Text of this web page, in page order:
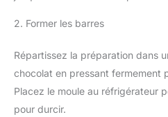
2. Former les barres
Répartissez la préparation dans
chocolat en pressant fermement
Placez le moule au réfrigérateur
pour durcir.